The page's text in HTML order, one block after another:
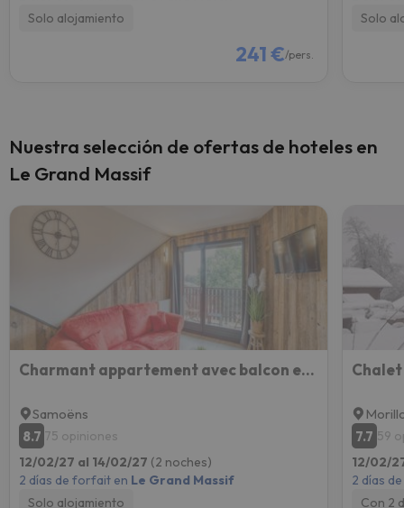
Solo alojamiento
241 €/pers.
Solo
Nuestra selección de ofertas de hoteles en
Le Grand Massif
Charmant appartement avec balcon et commodités modernes
Samoëns
8.7 75 opiniones
12/02/27 al 14/02/27 (2 noches)
2 días de forfait en Le Grand Massif
Solo alojamiento
7.7 59
12/02/
2 días
Con 2